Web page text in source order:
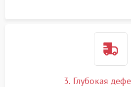
3. Глубокая